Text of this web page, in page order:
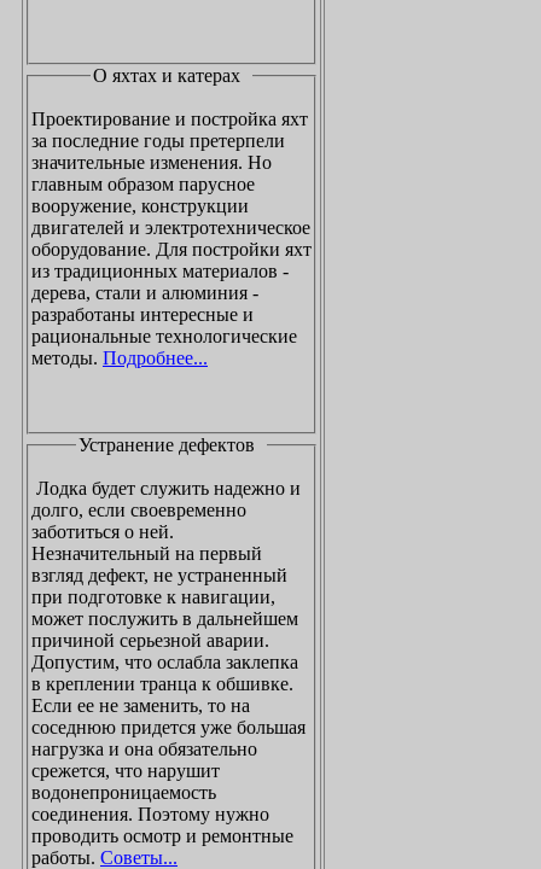
О яхтах и катерах
Проектирование и постройка яхт
за последние годы претерпели
значительные изменения. Но
главным образом парусное
вооружение, конструкции
двигателей и электротехническое
оборудование. Для постройки яхт
из традиционных материалов -
дерева, стали и алюминия -
разработаны интересные и
рациональные технологические
методы. Подробнее...
Устранение дефектов
Лодка будет служить надежно и
долго, если своевременно
заботиться о ней.
Незначительный на первый
взгляд дефект, не устраненный
при подготовке к навигации,
может послужить в дальнейшем
причиной серьезной аварии.
Допустим, что ослабла заклепка
в креплении транца к обшивке.
Если ее не заменить, то на
соседнюю придется уже большая
нагрузка и она обязательно
срежется, что нарушит
водонепроницаемость
соединения. Поэтому нужно
проводить осмотр и ремонтные
работы. Советы...